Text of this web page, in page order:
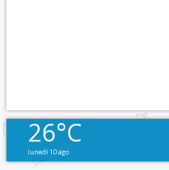
26°C
lunedì 10 ago